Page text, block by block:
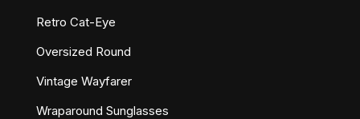
Retro Cat-Eye
Oversized Round
Vintage Wayfarer
Wraparound Sunglasses